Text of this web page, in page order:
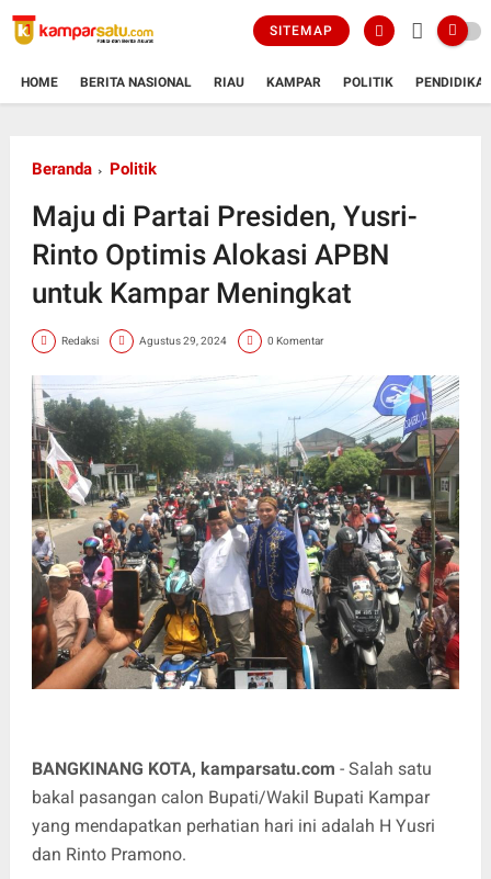
SITEMAP
HOME BERITA NASIONAL RIAU KAMPAR POLITIK
Beranda Politik
Maju di Partai Presiden, Yusri-
Rinto Optimis Alokasi APBN
untuk Kampar Meningkat
Redaksi Agustus 29, 2024 0 Komentar
BANGKINANG KOTA, kamparsatu.com - Salah satu
bakal pasangan calon Bupati/Wakil Bupati Kampar
yang mendapatkan perhatian hari ini adalah H Yusri
dan Rinto Pramono.